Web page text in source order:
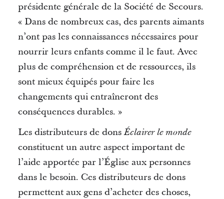
présidente générale de la Société de Secours.
« Dans de nombreux cas, des parents aimants
n’ont pas les connaissances nécessaires pour
nourrir leurs enfants comme il le faut. Avec
plus de compréhension et de ressources, ils
sont mieux équipés pour faire les
changements qui entraîneront des
conséquences durables. »
Les distributeurs de donsÉclairer le monde
constituent un autre aspect important de
l’aide apportée par l’Église aux personnes
dans le besoin. Ces distributeurs de dons
permettent aux gens d’acheter des choses,